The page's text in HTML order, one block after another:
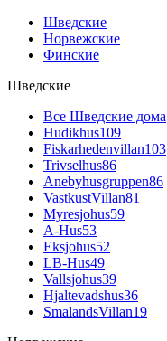
Шведские
Норвежские
Финские
Шведские
Все Шведские дома
Hudikhus109
Fiskarhedenvillan103
Trivselhus86
Anebyhusgruppen86
VastkustVillan81
Myresjohus59
A-Hus53
Eksjohus52
LB-Hus49
Vallsjohus39
Hjaltevadshus36
SmalandsVillan19